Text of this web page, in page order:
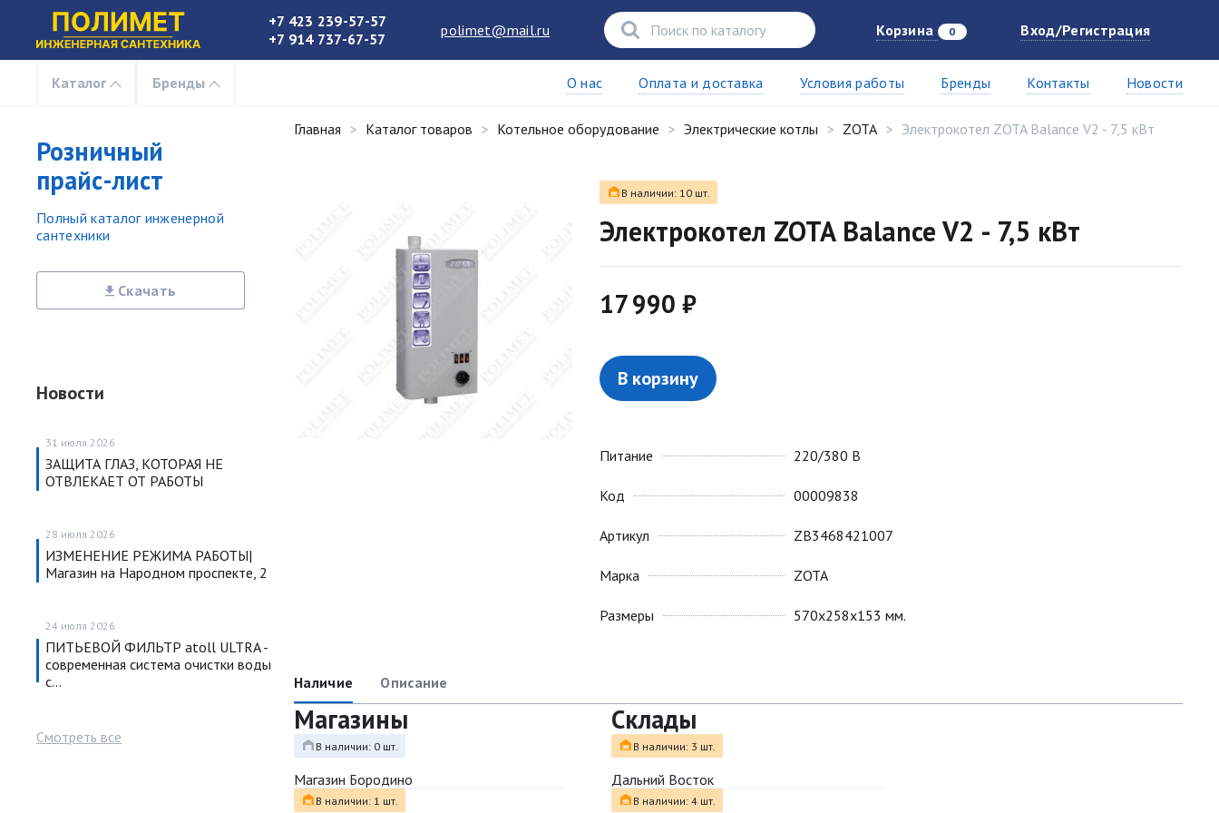
+7 423 239-57-57
+7 914 737-67-57
polimet@mail.ru Корзина 0 Вход/Регистрация
Каталог Бренды О нас Оплата и доставка Условия работы Бренды Контакты Новости
Розничный
прайс-лист
Полный каталог инженерной
сантехники
Скачать
Новости
31 июля 2026
ЗАЩИТА ГЛАЗ, КОТОРАЯ НЕ
ОТВЛЕКАЕТ ОТ РАБОТЫ
28 июля 2026
ИЗМЕНЕНИЕ РЕЖИМА РАБОТЫ|
Магазин на Народном проспекте, 2
24 июля 2026
ПИТЬЕВОЙ ФИЛЬТР atoll ULTRA -
современная система очистки воды
с…
Смотреть все
Главная Каталог товаров Котельное оборудование Электрические котлы ZOTA Электрокотел ZOTA Balance V2 - 7,5 кВт
В наличии: 10 шт.
Электрокотел ZOTA Balance V2 - 7,5 кВт
17 990 ₽
В корзину
Питание
Код
Артикул
Марка
Размеры
220/380 В
00009838
ZB3468421007
ZOTA
570x258x153 мм.
Наличие Описание
Магазины
В наличии: 0 шт.
Магазин Бородино
В наличии: 1 шт.
Склады
В наличии: 3 шт.
Дальний Восток
В наличии: 4 шт.